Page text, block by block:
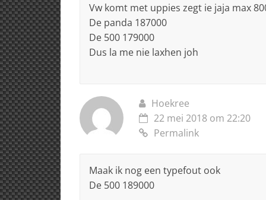
Vw komt met uppies zegt ie jaja max
De panda 187000
De 500 179000
Dus la me nie laxhen joh
Hoekree
22 mei 2018 om 22:20
Permalink
Maak ik nog een typefout ook
De 500 189000